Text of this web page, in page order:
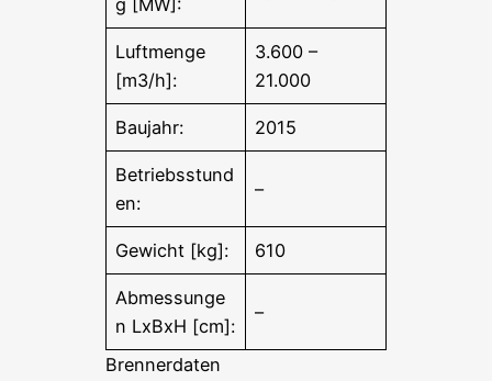
Luftmenge
[m3/h]:
3.600 –
21.000
Baujahr: 2015
Betriebsstund
en:
–
Gewicht [kg]: 610
Abmessunge
n LxBxH [cm]:
–
Brennerdaten